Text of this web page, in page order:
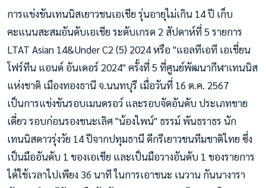
การแข่งขันเทนนิสเยาวชนเอเชีย รุ่นอายุไม่เกิน 14 ปี เก็บ
คะแนนสะสมอันดับเอเชีย ระดับเกรด 2 สัปดาห์ที่ 5 รายการ
LTAT Asian 14&Under C2 (5) 2024 หรือ "แอลทีเอที เอเชี่ยน
โฟร์ทีน แอนด์ อันเดอร์ 2024" ครั้งที่ 5 ที่ศูนย์พัฒนากีฬาเทนนิส
แห่งชาติ เมืองทองธานี จ.นนทบุรี เมื่อวันที่ 16 ต.ค. 2567
เป็นการแข่งขันรอบเมนดรอว์ และรอบจัดอันดับ ประเภทชาย
เดี่ยว รอบก่อนรองชนะเลิศ "น้องไพน์" ธรรม์ พันธราธร นัก
เทนนิสดาวรุ่งวัย 14 ปีจากปทุมธานี ดีกรีเยาวชนทีมชาติไทย ซึ่ง
เป็นมืออันดับ 1 ของเอเชีย และเป็นมือวางอันดับ 1 ของรายการ
ได้ใช้เวลาไปเพียง 36 นาที ในการเอาชนะ เนวาน กันนางารา